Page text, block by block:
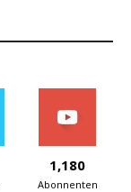
1,180
Abonnenten